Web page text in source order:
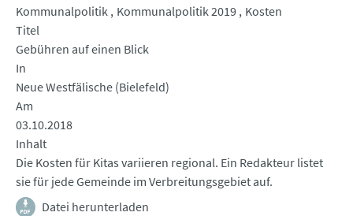
Kommunalpolitik Kommunalpolitik 2019 Kosten
Titel
Gebühren auf einen Blick
In
Neue Westfälische (Bielefeld)
Am
03.10.2018
Inhalt
Die Kosten für Kitas variieren regional. Ein Redakteur listet
sie für jede Gemeinde im Verbreitungsgebiet auf.
Datei herunterladen